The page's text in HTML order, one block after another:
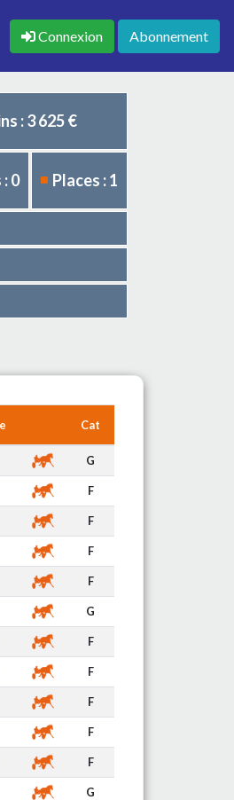
Connexion Abonnement
: 3 625 €
0 Places : 1
Cat
G
F
F
F
F
G
F
F
F
F
F
G